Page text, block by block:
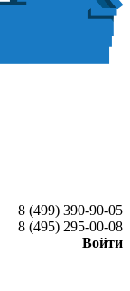
8 (499) 390-90-05
8 (495) 295-00-08
Войти